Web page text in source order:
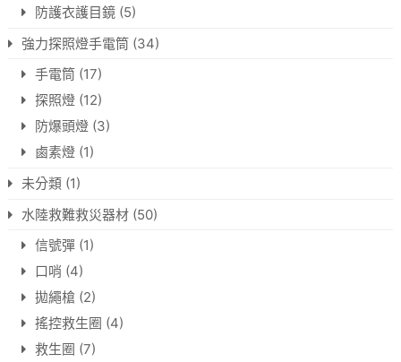
防護衣護目鏡 (5)
強力探照燈手電筒 (34)
手電筒 (17)
探照燈 (12)
防爆頭燈 (3)
鹵素燈 (1)
未分類 (1)
水陸救難救災器材 (50)
信號彈 (1)
口哨 (4)
拋繩槍 (2)
搖控救生圈 (4)
救生圈 (7)